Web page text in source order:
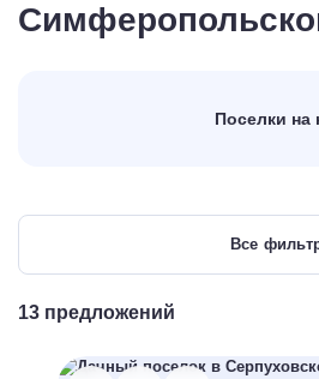
Поселки на
Все
13 предложений